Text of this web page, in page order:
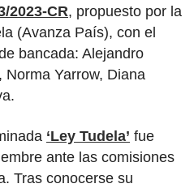
2023-CR, propuesto por la
(Avanza País), con el
bancada: Alejandro
Yarrow, Diana
‘Ley Tudela’ fue
ante las comisiones
Tras conocerse su